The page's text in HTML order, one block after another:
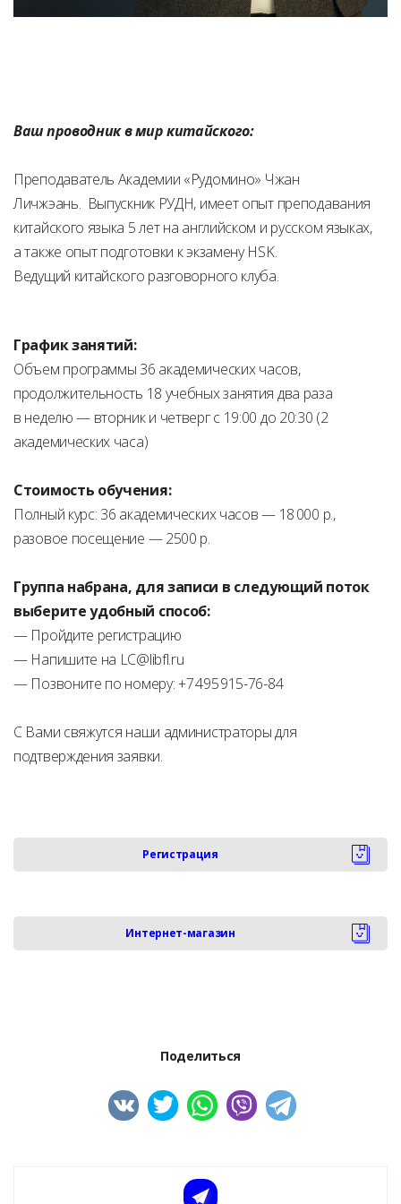
Ваш проводник в мир китайского:
Преподаватель Академии «Рудомино» Чжан
Личжэань. Выпускник РУДН, имеет опыт преподавания
китайского языка 5 лет на английском и русском языках,
а также опыт подготовки к экзамену HSK.
Ведущий китайского разговорного клуба.
График занятий:
Объем программы 36 академических часов,
продолжительность 18 учебных занятия два раза
в неделю — вторник и четверг с 19:00 до 20:30 (2
академических часа)
Стоимость обучения:
Полный курс: 36 академических часов — 18 000 р.,
разовое посещение — 2500 р.
Группа набрана, для записи в следующий поток
выберите удобный способ:
— Пройдите регистрацию
— Напишите на LC@libfl.ru
— Позвоните по номеру: +7 495 915-76-84
С Вами свяжутся наши администраторы для
подтверждения заявки.
Регистрация
Интернет-магазин
Поделиться